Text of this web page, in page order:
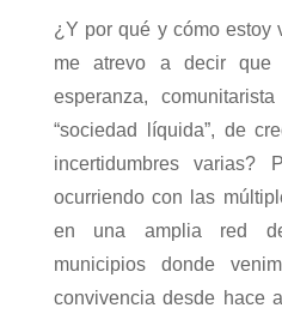
¿Y por qué y cómo estoy
me atrevo a decir que
esperanza,
“sociedad líquida”, de
incertidumbres varias?
ocurriendo con las
en una amplia red
municipios donde
convivencia desde hace